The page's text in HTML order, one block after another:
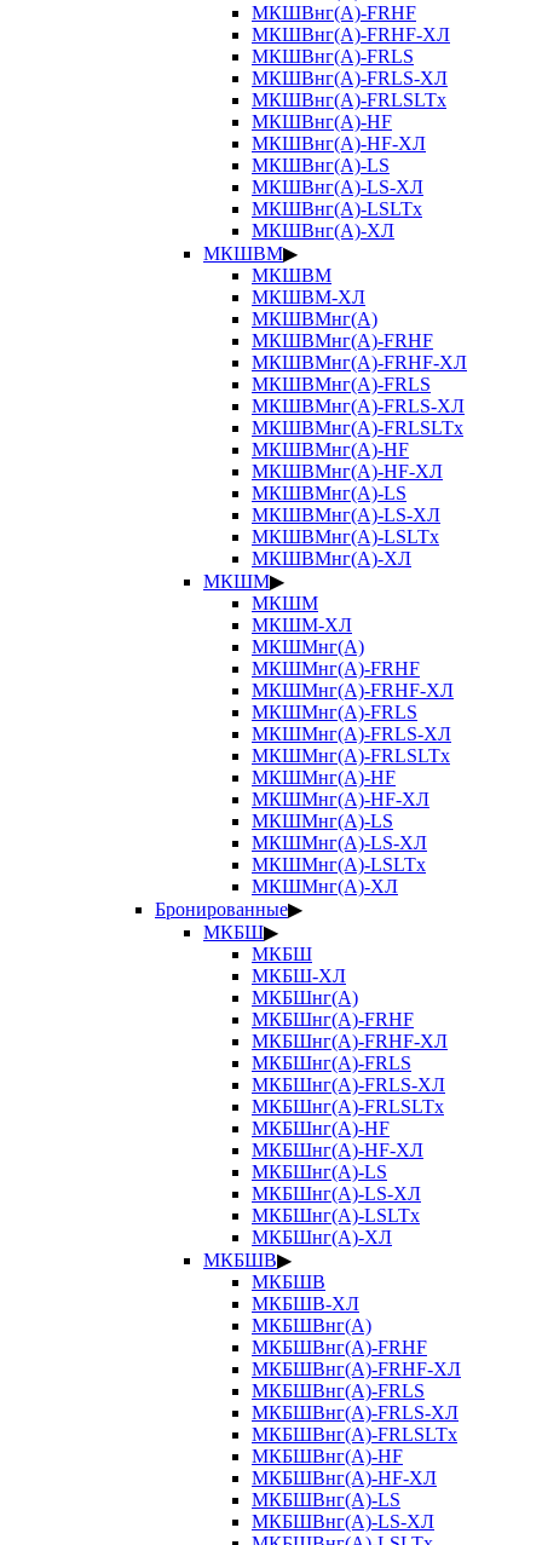
МКШВнг(А)-FRHF
МКШВнг(А)-FRHF-ХЛ
МКШВнг(А)-FRLS
МКШВнг(А)-FRLS-ХЛ
МКШВнг(А)-FRLSLTx
МКШВнг(А)-HF
МКШВнг(А)-HF-ХЛ
МКШВнг(А)-LS
МКШВнг(А)-LS-ХЛ
МКШВнг(А)-LSLTx
МКШВнг(А)-ХЛ
МКШВМ▶
МКШВМ
МКШВМ-ХЛ
МКШВМнг(А)
МКШВМнг(А)-FRHF
МКШВМнг(А)-FRHF-ХЛ
МКШВМнг(А)-FRLS
МКШВМнг(А)-FRLS-ХЛ
МКШВМнг(А)-FRLSLTx
МКШВМнг(А)-HF
МКШВМнг(А)-HF-ХЛ
МКШВМнг(А)-LS
МКШВМнг(А)-LS-ХЛ
МКШВМнг(А)-LSLTx
МКШВМнг(А)-ХЛ
МКШМ▶
МКШМ
МКШМ-ХЛ
МКШМнг(А)
МКШМнг(А)-FRHF
МКШМнг(А)-FRHF-ХЛ
МКШМнг(А)-FRLS
МКШМнг(А)-FRLS-ХЛ
МКШМнг(А)-FRLSLTx
МКШМнг(А)-HF
МКШМнг(А)-HF-ХЛ
МКШМнг(А)-LS
МКШМнг(А)-LS-ХЛ
МКШМнг(А)-LSLTx
МКШМнг(А)-ХЛ
Бронированные▶
МКБШ▶
МКБШ
МКБШ-ХЛ
МКБШнг(А)
МКБШнг(А)-FRHF
МКБШнг(А)-FRHF-ХЛ
МКБШнг(А)-FRLS
МКБШнг(А)-FRLS-ХЛ
МКБШнг(А)-FRLSLTx
МКБШнг(А)-HF
МКБШнг(А)-HF-ХЛ
МКБШнг(А)-LS
МКБШнг(А)-LS-ХЛ
МКБШнг(А)-LSLTx
МКБШнг(А)-ХЛ
МКБШВ▶
МКБШВ
МКБШВ-ХЛ
МКБШВнг(А)
МКБШВнг(А)-FRHF
МКБШВнг(А)-FRHF-ХЛ
МКБШВнг(А)-FRLS
МКБШВнг(А)-FRLS-ХЛ
МКБШВнг(А)-FRLSLTx
МКБШВнг(А)-HF
МКБШВнг(А)-HF-ХЛ
МКБШВнг(А)-LS
МКБШВнг(А)-LS-ХЛ